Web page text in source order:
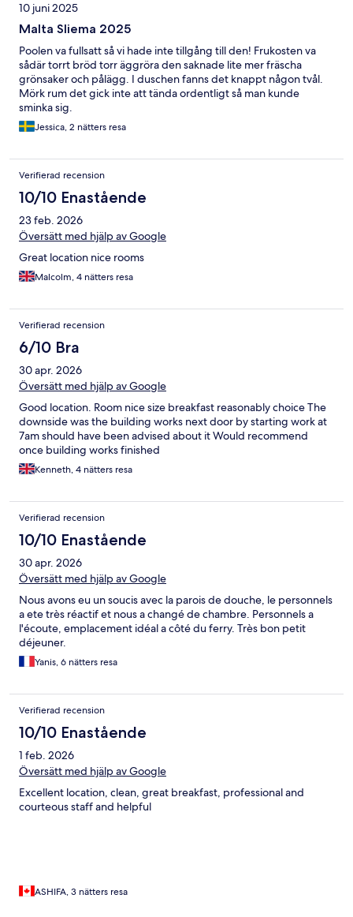
10 juni 2025
Malta Sliema 2025
Poolen va fullsatt så vi hade inte tillgång till den! Frukosten va
sådär torrt bröd torr äggröra den saknade lite mer fräscha
grönsaker och pålägg. I duschen fanns det knappt någon tvål.
Mörk rum det gick inte att tända ordentligt så man kunde
sminka sig.
Jessica, 2 nätters resa
Verifierad recension
10/10 Enastående
23 feb. 2026
Översätt med hjälp av Google
Great location nice rooms
Malcolm, 4 nätters resa
Verifierad recension
6/10 Bra
30 apr. 2026
Översätt med hjälp av Google
Good location. Room nice size breakfast reasonably choice The
downside was the building works next door by starting work at
7am should have been advised about it Would recommend
once building works finished
Kenneth, 4 nätters resa
Verifierad recension
10/10 Enastående
30 apr. 2026
Översätt med hjälp av Google
Nous avons eu un soucis avec la parois de douche, le personnels
a ete très réactif et nous a changé de chambre. Personnels a
l'écoute, emplacement idéal a côté du ferry. Très bon petit
déjeuner.
Yanis, 6 nätters resa
Verifierad recension
10/10 Enastående
1 feb. 2026
Översätt med hjälp av Google
Excellent location, clean, great breakfast, professional and
courteous staff and helpful
ASHIFA, 3 nätters resa